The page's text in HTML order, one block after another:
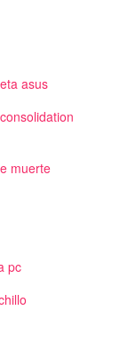
asus
muerte
pc